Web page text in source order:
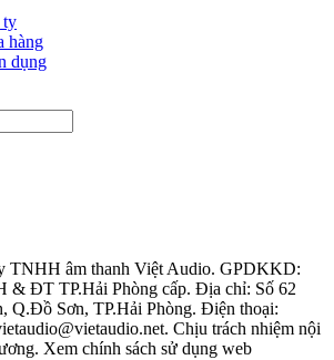
ty
hàng
dụng
TNHH âm thanh Việt Audio. GPDKKD:
& ĐT TP.Hải Phòng cấp. Địa chỉ: Số 62
Q.Đồ Sơn, TP.Hải Phòng. Điện thoại:
Chịu trách nhiệm nội
Xem chính sách sử dụng web